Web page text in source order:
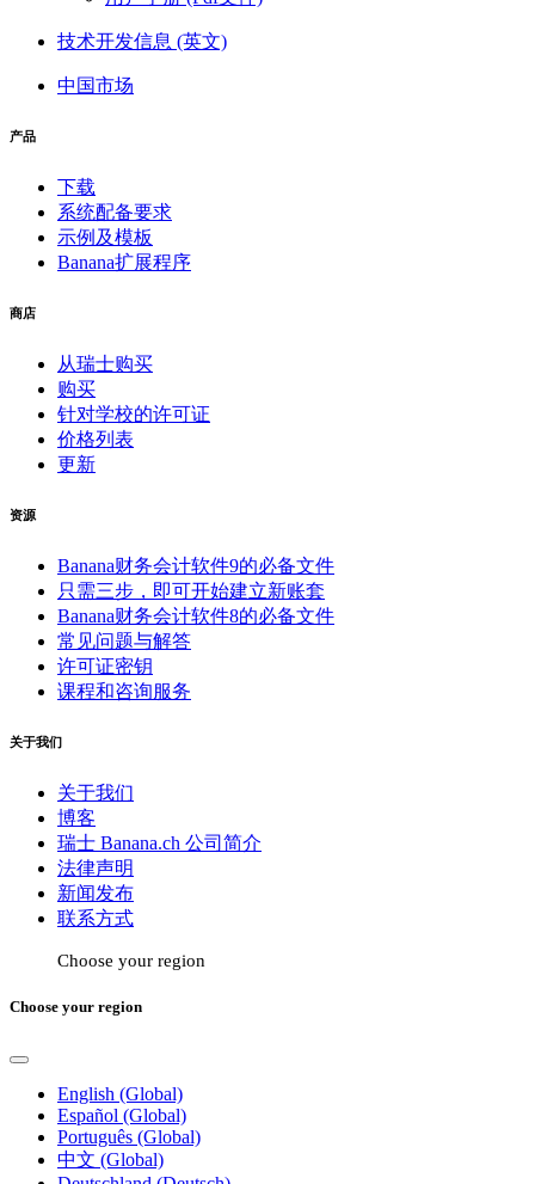
技术开发信息 (英文)
中国市场
产品
下载
系统配备要求
示例及模板
Banana扩展程序
商店
从瑞士购买
购买
针对学校的许可证
价格列表
更新
资源
Banana财务会计软件9的必备文件
只需三步，即可开始建立新账套
Banana财务会计软件8的必备文件
常见问题与解答
许可证密钥
课程和咨询服务
关于我们
关于我们
博客
瑞士 Banana.ch 公司简介
法律声明
新闻发布
联系方式
Choose your region
Choose your region
English (Global)
Español (Global)
Português (Global)
中文 (Global)